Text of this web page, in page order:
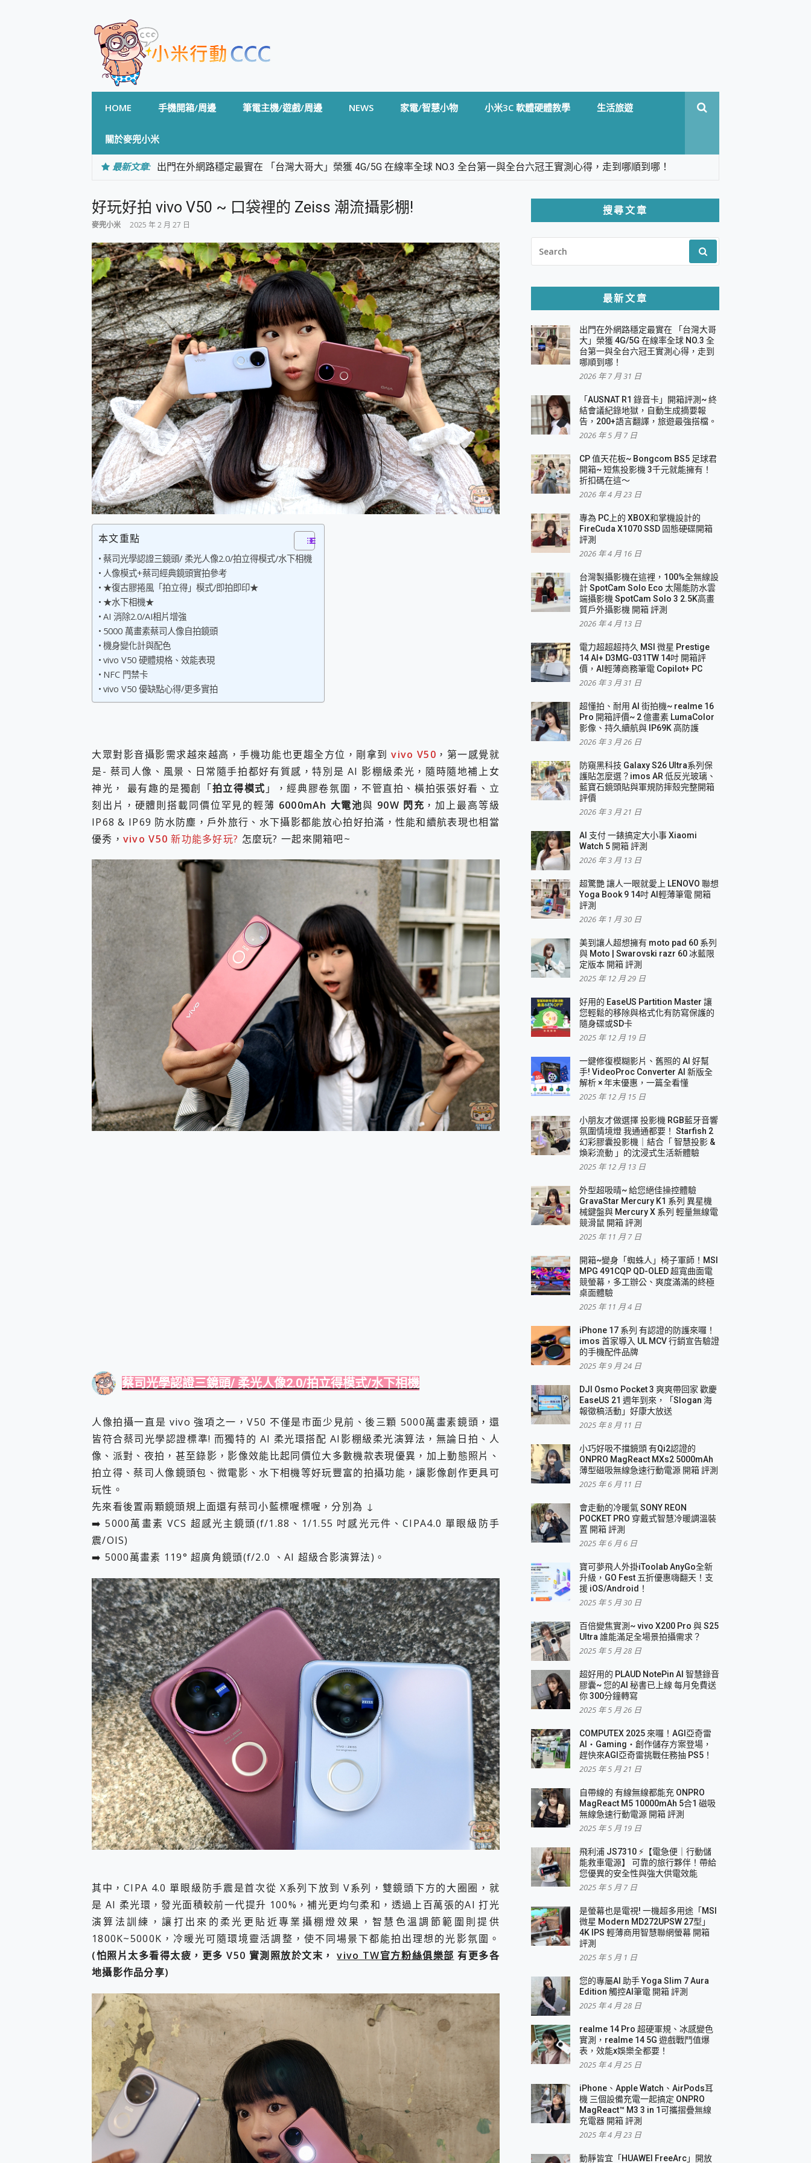
HOME 手機開箱/周邊 筆電主機/遊戲/周邊 NEWS 家電/智慧小物 小米3C 軟體硬體教學 生活旅遊
關於麥兜小米
最新文章: 出門在外網路穩定最實在 「台灣大哥大」榮獲 4G/5G 在線率全球 NO.3 全台第一與全台六冠王實測心得，走到哪順到哪！
專為 PC上的 XBOX和掌機設計的 FireCuda X1070 SSD 固態硬碟開箱 評測
台灣製攝影機在這裡，100%全無線設計 SpotCam Solo Eco 太陽能防水雲端攝影機 SpotCam Solo 3 2.5K高畫質戶外攝影機 開箱 評
電力超超超持久 MSI 微星 Prestige 14 AI+ D3MG-031TW 14吋 開箱評價，AI輕薄商務筆電 Copilot+ PC
超懂拍、耐用 AI 街拍機~ realme 16 Pro 開箱評價~ 2 億畫素 LumaColor 影像、持久續航與 IP69K 高防護
防窺黑科技 Galaxy S26 Ultra系列保護貼怎麼選？imos AR 低反光玻璃、藍寶石鏡頭貼與軍規防摔殼完整開箱評價
AI 支付 一錶搞定大小事 Xiaomi Watch 5 開箱 評測
超驚艷 讓人一眼就愛上 LENOVO 聯想 Yoga Book 9 14吋 AI輕薄筆電 開箱 評測
美到讓人超想擁有 moto pad 60 系列 與 Moto | Swarovski razr 60 冰藍限定版本 開箱 評測
好用的 EaseUS Partition Master 讓您輕鬆的移除與格式化有防寫保護的隨身碟或SD卡
一鍵修復模糊影片、舊照的 AI 好幫手! VideoProc Converter AI 新版全解析 × 年末優惠，一篇全看懂
小朋友才做選擇 投影機 RGB藍牙音響 氛圍情境燈 我通通都要！ Starfish 2 幻彩膠囊投影機｜結合「 智慧投影 & 煥彩流動 」的沈浸
式生活新體驗
外型超吸晴~ 給您絕佳操控體驗 GravaStar Mercury K1 系列 異星機械鍵盤與 Mercury X 系列 輕量無線電競滑鼠 開箱 評測
開箱~變身「蜘蛛人」椅子軍師！MSI MPG 491CQP QD-OLED 超寬曲面電競螢幕，多工辦公、爽度滿滿的終極桌面體驗
iPhone 17 系列 有認證的防護來囉！ imos 首家導入 UL MCV 行銷宣告驗證的手機配件品牌
DJI Osmo Pocket 3 爽爽帶回家 歡慶 EaseUS 21 週年到來，「Slogan 海報徵稿活動」好康大放送
小巧好吸不擋鏡頭 有Qi2認證的 ONPRO MagReact MXs2 5000mAh薄型磁吸無線急速行動電源 開箱 評測
會走動的冷暖氣 SONY REON POCKET PRO 穿戴式智慧冷暖調溫裝置 開箱 評測
寶可夢飛人外掛iToolab AnyGo全新升級，GO Fest 五折優惠嗨翻天！支援 iOS/Android！
百倍變焦實測~ vivo X200 Pro 與 S25 Ultra 誰能滿足全場景拍攝需求？
超好用的 PLAUD NotePin AI 智慧錄音膠囊~ 您的AI 秘書已上線 每月免費送你 300分鐘轉寫
COMPUTEX 2025 來囉！AGI亞奇雷 AI・Gaming・創作儲存方案登場，趕快來AGI亞奇雷挑戰任務抽 PS5！
自帶線的 有線無線都能充 ONPRO MagReact M5 10000mAh 5合1 磁吸無線急速行動電源 開箱 評測
飛利浦 JS7310 ⚡【電急便｜行動儲能救車電源】 可靠的旅行夥伴！帶給您優異的安全性與強大供電效能
是螢幕也是電視! 一機超多用途「MSI微星 Modern MD272UPSW 27型」 4K IPS 輕薄商用智慧聯網螢幕 開箱 評測
您的專屬AI 助手 Yoga Slim 7 Aura Edition 觸控AI筆電 開箱 評測
realme 14 Pro 超硬軍規、冰感變色實測，realme 14 5G 遊戲戰鬥值爆表，效能x娛樂全都要！
iPhone、Apple Watch、AirPods耳機 三個設備充電一起搞定 ONPRO MagReact™ M3 3 in 1可攜摺疊無線充電器 開箱 評測
動靜皆宜「HUAWEI FreeArc」開放式耳掛耳機，無感配戴! 超穩超服貼，音質、通話也很優質
25種洗烘模式一機搞定! Roborock 衣莉莎白 H1 Neo分子篩洗脫烘 AI 滾筒洗衣機
給 MSI Claw 系列電競掌機 最完美的家 MSI Nest Docking Station 掌機專屬擴充底座 開箱 評測
B&O 精品級音響! Home+ 中嘉寬頻 SoundBox 劇院串流盒 開箱 評測
2億 APO蔡司長焦神機降臨~ vivo X200 Pro、vivo X200 就是這麼好拍
EaseUS Vocal Remover 免費線上去聲器一鍵去除人聲 人聲 音樂分離 2024 消除人聲推薦
3 個超值 MHN 飛人工具分享~~ iToolab AnyGo 魔物獵人 Now飛人 ios教學 不出門也可以到處走
小體積 40000mAh 超大容量 一次充5個設備 充好充滿 CUKTECH 酷態科 300W 微型充電站 開箱 評測
97.3% 恢復率，資料救援就是這麼簡單 EaseUS Data Recovery Wizard Free 18.0.0 業界最好的資料救援軟體
全新 SONY Xperia 1 VI 開箱! 相機實測! 長焦覆蓋更遠更清晰、2日長續航、頂尖影音娛樂效能~
Xiaomi 14 Ultra 開箱 評測~ 有深度的 Leica 影像旗艦手機! 加碼小旗艦 Xiaomi 14 開箱 評測
vivo TWS 3e 真無線藍牙耳機智慧降噪升級、音質明亮溫潤，並支援雙設備連接~
MSI Claw 掌機專屬配件包 來囉 完美保護 MSI Claw A1M-026TW 電競掌機
人像旗艦 vivo V30 系列 開箱 評測! 首搭蔡司光學鏡頭、攝影棚級柔光環、拍攝功能最好玩的美拍神機 vivo V30 Pro
多個願望一次滿足 超強散熱 微星 MSI Claw A1M-026TW 電競掌機 開箱 評測
一吸完美對位 擁有超強吸力與超好用的隱磁支架 O-ONE MAG 最會吸的行動電源 開箱 評測
Motorola edge 70 pro 及 moto g37 power上市，登錄在送飛利浦氣炸鍋
近八千元的 Soundcore Liberty 5 Pro Max，有螢幕的耳機會是智商稅嗎?
ASUS Pad 全面應援 Me Time，加碼愛奇藝黃金雙周卡體驗，專案價最低 NT$0 起
榮耀 HONOR 600 Pro x MOLLY Limited Edition 限量版開賣，攜手味全龍進駐大巨蛋萬人盛典
好玩好拍 vivo V50 ~ 口袋裡的 Zeiss 潮流攝影棚!
麥兜小米 2025 年 2 月 27 日
本文重點
蔡司光學認證三鏡頭/ 柔光人像2.0/拍立得模式/水下相機
人像模式+蔡司經典鏡頭實拍參考
★復古膠捲風「拍立得」模式/即拍即印★
★水下相機★
AI 消除2.0/AI相片增強
5000 萬畫素蔡司人像自拍鏡頭
機身變化計與配色
vivo V50 硬體規格、效能表現
NFC 門禁卡
vivo V50 優缺點心得/更多實拍
大眾對影音攝影需求越來越高，手機功能也更趨全方位，剛拿到vivo V50 ，第一感覺就
是- 蔡司人像、風景、日常隨手拍都好有質感，特別是 AI 影棚級柔光，隨時隨地補上女
神光， 最有趣的是獨創「拍立得模式 」，經典膠卷氛圍，不管直拍、橫拍張張好看、立
刻出片，硬體則搭載同價位罕見的輕薄 6000mAh 大電池與 90W 閃充 ，加上最高等級
IP68 & IP69 防水防塵，戶外旅行、水下攝影都能放心拍好拍滿，性能和續航表現也相當
優秀， vivo V50 新功能多好玩? 怎麼玩? 一起來開箱吧~
蔡司光學認證三鏡頭/ 柔光人像2.0/拍立得模式/水下相機
人像拍攝一直是 vivo 強項之一，V50 不僅是市面少見前、後三顆 5000萬畫素鏡頭，還
皆符合蔡司光學認證標準! 而獨特的 AI 柔光環搭配 AI影棚級柔光演算法，無論日拍、人
像、派對、夜拍，甚至錄影，影像效能比起同價位大多數機款表現優異，加上動態照片、
拍立得、蔡司人像鏡頭包、微電影、水下相機等好玩豐富的拍攝功能，讓影像創作更具可
玩性。
先來看後置兩顆鏡頭規上面還有蔡司小藍標喔標喔，分別為 ↓
➡️ 5000萬畫素 VCS 超感光主鏡頭(f/1.88、1/1.55 吋感光元件、CIPA4.0 單眼級防手
震/OIS)
➡️ 5000萬畫素 119° 超廣角鏡頭(f/2.0 、AI 超級合影演算法)。
其中，CIPA 4.0 單眼級防手震是首次從 X系列下放到 V系列，雙鏡頭下方的大圈圈，就
是 AI 柔光環，發光面積較前一代提升 100%，補光更均勻柔和，透過上百萬張的AI 打光
演算法訓練，讓打出來的柔光更貼近專業攝棚燈效果，智慧色溫調節範圍則提供
1800K~5000K，冷暖光可隨環境靈活調整，使不同場景下都能拍出理想的光影氛圍。
(怕照片太多看得太疲，更多 V50 實測照放於文末，vivo TW官方粉絲俱樂部 有更多各
地攝影作品分享)
搜尋文章
FOR:
最新文章
出門在外網路穩定最實在 「台灣大哥
大」榮獲 4G/5G 在線率全球 NO.3 全
台第一與全台六冠王實測心得，走到
哪順到哪！
2026 年 7 月 31 日
「AUSNAT R1 錄音卡」開箱評測~ 終
結會議紀錄地獄，自動生成摘要報
告，200+語言翻譯，旅遊最強搭檔。
2026 年 5 月 7 日
CP 值天花板~ Bongcom BS5 足球君
開箱~ 短焦投影機 3千元就能擁有！
折扣碼在這～
2026 年 4 月 23 日
專為 PC上的 XBOX和掌機設計的
FireCuda X1070 SSD 固態硬碟開箱
評測
2026 年 4 月 16 日
台灣製攝影機在這裡，100%全無線設
計 SpotCam Solo Eco 太陽能防水雲
端攝影機 SpotCam Solo 3 2.5K高畫
質戶外攝影機 開箱 評測
2026 年 4 月 13 日
電力超超超持久 MSI 微星 Prestige
14 AI+ D3MG-031TW 14吋 開箱評
價，AI輕薄商務筆電 Copilot+ PC
2026 年 3 月 31 日
超懂拍、耐用 AI 街拍機~ realme 16
Pro 開箱評價~ 2 億畫素 LumaColor
影像、持久續航與 IP69K 高防護
2026 年 3 月 26 日
防窺黑科技 Galaxy S26 Ultra系列保
護貼怎麼選？imos AR 低反光玻璃、
藍寶石鏡頭貼與軍規防摔殼完整開箱
評價
2026 年 3 月 21 日
AI 支付 一錶搞定大小事 Xiaomi
Watch 5 開箱 評測
2026 年 3 月 13 日
超驚艷 讓人一眼就愛上 LENOVO 聯想
Yoga Book 9 14吋 AI輕薄筆電 開箱
評測
2026 年 1 月 30 日
美到讓人超想擁有 moto pad 60 系列
與 Moto | Swarovski razr 60 冰藍限
定版本 開箱 評測
2025 年 12 月 29 日
好用的 EaseUS Partition Master 讓
您輕鬆的移除與格式化有防寫保護的
隨身碟或SD卡
2025 年 12 月 19 日
一鍵修復模糊影片、舊照的 AI 好幫
手! VideoProc Converter AI 新版全
解析 × 年末優惠，一篇全看懂
2025 年 12 月 15 日
小朋友才做選擇 投影機 RGB藍牙音響
氛圍情境燈 我通通都要！ Starfish 2
幻彩膠囊投影機｜結合「 智慧投影 &
煥彩流動 」的沈浸式生活新體驗
2025 年 12 月 13 日
外型超吸晴~ 給您絕佳操控體驗
GravaStar Mercury K1 系列 異星機
械鍵盤與 Mercury X 系列 輕量無線電
競滑鼠 開箱 評測
2025 年 11 月 7 日
開箱~變身「蜘蛛人」椅子軍師！MSI
MPG 491CQP QD-OLED 超寬曲面電
競螢幕，多工辦公、爽度滿滿的終極
桌面體驗
2025 年 11 月 4 日
iPhone 17 系列 有認證的防護來囉！
imos 首家導入 UL MCV 行銷宣告驗證
的手機配件品牌
2025 年 9 月 24 日
DJI Osmo Pocket 3 爽爽帶回家 歡慶
EaseUS 21 週年到來，「Slogan 海
報徵稿活動」好康大放送
2025 年 8 月 11 日
小巧好吸不擋鏡頭 有Qi2認證的
ONPRO MagReact MXs2 5000mAh
薄型磁吸無線急速行動電源 開箱 評測
2025 年 6 月 11 日
會走動的冷暖氣 SONY REON
POCKET PRO 穿戴式智慧冷暖調溫裝
置 開箱 評測
2025 年 6 月 6 日
寶可夢飛人外掛iToolab AnyGo全新
升級，GO Fest 五折優惠嗨翻天！支
援 iOS/Android！
2025 年 5 月 30 日
百倍變焦實測~ vivo X200 Pro 與 S25
Ultra 誰能滿足全場景拍攝需求？
2025 年 5 月 28 日
超好用的 PLAUD NotePin AI 智慧錄音
膠囊~ 您的AI 秘書已上線 每月免費送
你 300分鐘轉寫
2025 年 5 月 26 日
COMPUTEX 2025 來囉！AGI亞奇雷
AI・Gaming・創作儲存方案登場，
趕快來AGI亞奇雷挑戰任務抽 PS5！
2025 年 5 月 21 日
自帶線的 有線無線都能充 ONPRO
MagReact M5 10000mAh 5合1 磁吸
無線急速行動電源 開箱 評測
2025 年 5 月 19 日
飛利浦 JS7310 ⚡【電急便｜行動儲
能救車電源】 可靠的旅行夥伴！帶給
您優異的安全性與強大供電效能
2025 年 5 月 7 日
是螢幕也是電視! 一機超多用途「MSI
微星 Modern MD272UPSW 27型」
4K IPS 輕薄商用智慧聯網螢幕 開箱
評測
2025 年 5 月 1 日
您的專屬AI 助手 Yoga Slim 7 Aura
Edition 觸控AI筆電 開箱 評測
2025 年 4 月 28 日
realme 14 Pro 超硬軍規、冰感變色
實測，realme 14 5G 遊戲戰鬥值爆
表，效能x娛樂全都要！
2025 年 4 月 25 日
iPhone、Apple Watch、AirPods耳
機 三個設備充電一起搞定 ONPRO
MagReact™ M3 3 in 1可攜摺疊無線
充電器 開箱 評測
2025 年 4 月 23 日
動靜皆宜「HUAWEI FreeArc」開放